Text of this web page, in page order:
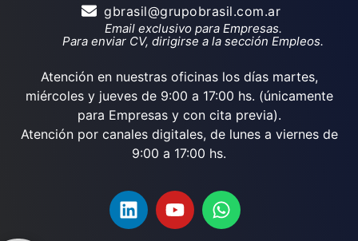
gbrasil@grupobrasil.com.ar
Email exclusivo para Empresas.
Para enviar CV, dirigirse a la sección Empleos.
Atención en nuestras oficinas los días martes,
miércoles y jueves de 9:00 a 17:00 hs. (únicamente
para Empresas y con cita previa).
Atención por canales digitales, de lunes a viernes de
9:00 a 17:00 hs.